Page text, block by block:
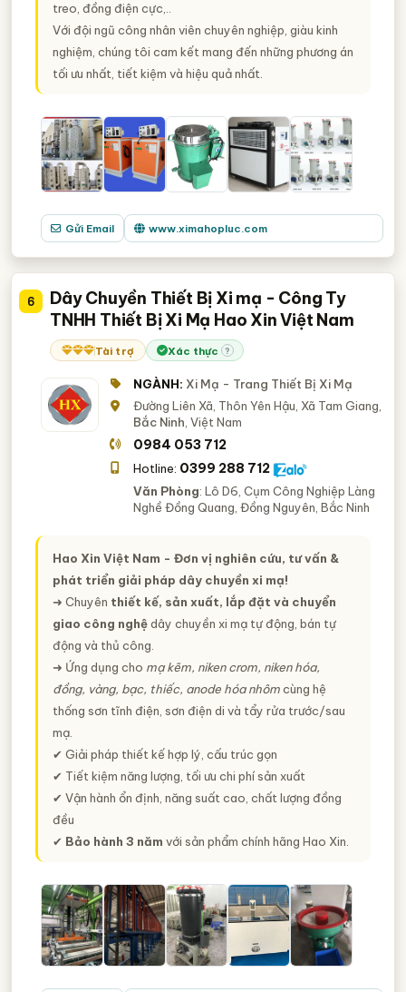
treo, đồng điện cực,..
Với đội ngũ công nhân viên chuyên nghiệp, giàu kinh
nghiệm, chúng tôi cam kết mang đến những phương án
tối ưu nhất, tiết kiệm và hiệu quả nhất.
Gửi Email www.ximahopluc.com
6
Dây Chuyền Thiết Bị Xi mạ - Công Ty
TNHH Thiết Bị Xi Mạ Hao Xin Việt Nam
Tài trợ Xác thực ?
NGÀNH: Xi Mạ - Trang Thiết Bị Xi Mạ
Đường Liên Xã, Thôn Yên Hậu, Xã Tam Giang,
Bắc Ninh , Việt Nam
0984 053 712
Hotline: 0399 288 712
Văn Phòng: Lô D6, Cụm Công Nghiệp Làng
Nghề Đồng Quang, Đồng Nguyên, Bắc Ninh
Hao Xin Việt Nam - Đơn vị nghiên cứu, tư vấn &
phát triển giải pháp dây chuyền xi mạ!
➜ Chuyên thiết kế, sản xuất, lắp đặt và chuyển
giao công nghệdây chuyền xi mạ tự động, bán tự
động và thủ công.
➜ Ứng dụng cho mạ kẽm, niken crom, niken hóa,
đồng, vàng, bạc, thiếc, anode hóa nhômcùng hệ
thống sơn tĩnh điện, sơn điện di và tẩy rửa trước/sau
mạ.
✔ Giải pháp thiết kế hợp lý, cấu trúc gọn
✔ Tiết kiệm năng lượng, tối ưu chi phí sản xuất
✔ Vận hành ổn định, năng suất cao, chất lượng đồng
đều
✔ Bảo hành 3 năm với sản phẩm chính hãng Hao Xin.